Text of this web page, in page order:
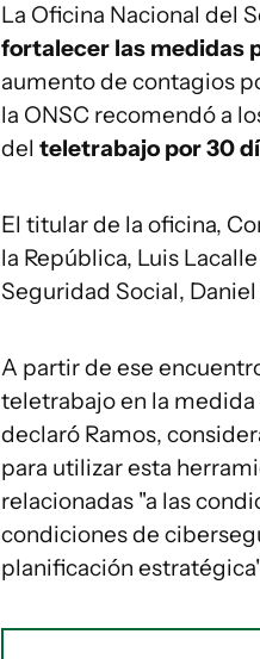
La Oficina Nacional del
fortalecer las medidas
aumento de contagios
la ONSC recomendó a
del teletrabajo por 30
El titular de la oficina,
la República, Luis
Seguridad Social,
A partir de ese
teletrabajo en la medida
declaró Ramos,
para utilizar esta
relacionadas "a las
condiciones de
planificación